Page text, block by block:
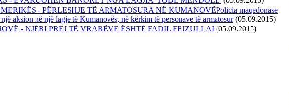
- PËRLESHJE TË ARMATOSURA NË KUMANOVËPolicia maqedonase
aksion në një lagje të Kumanovës, në kërkim të personave të armatosur (05.09.2015)
- NJËRI PREJ TË VRARËVE ËSHTË FADIL FEJZULLAI (05.09.2015)